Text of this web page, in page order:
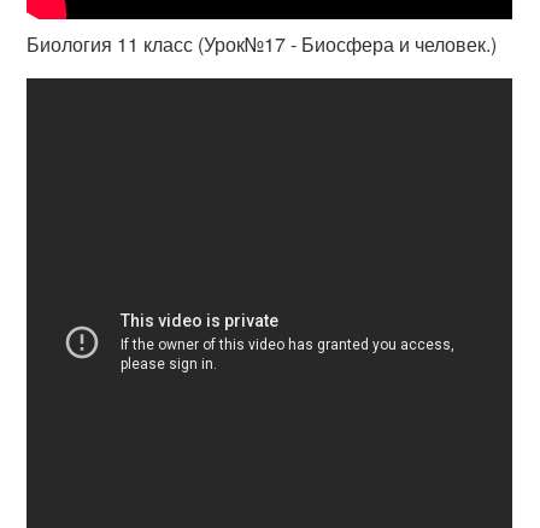
Биология 11 класс (Урок№17 - Биосфера и человек.)